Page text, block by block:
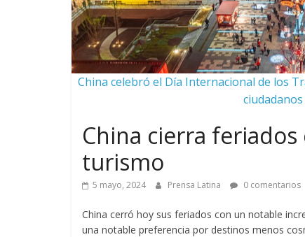
China celebró el Día Internacional de los
China cierra
turismo
5 mayo, 2024 Prensa Latina 0 comentarios
China cerró hoy sus feriados con un notable
una notable preferencia por destinos menos